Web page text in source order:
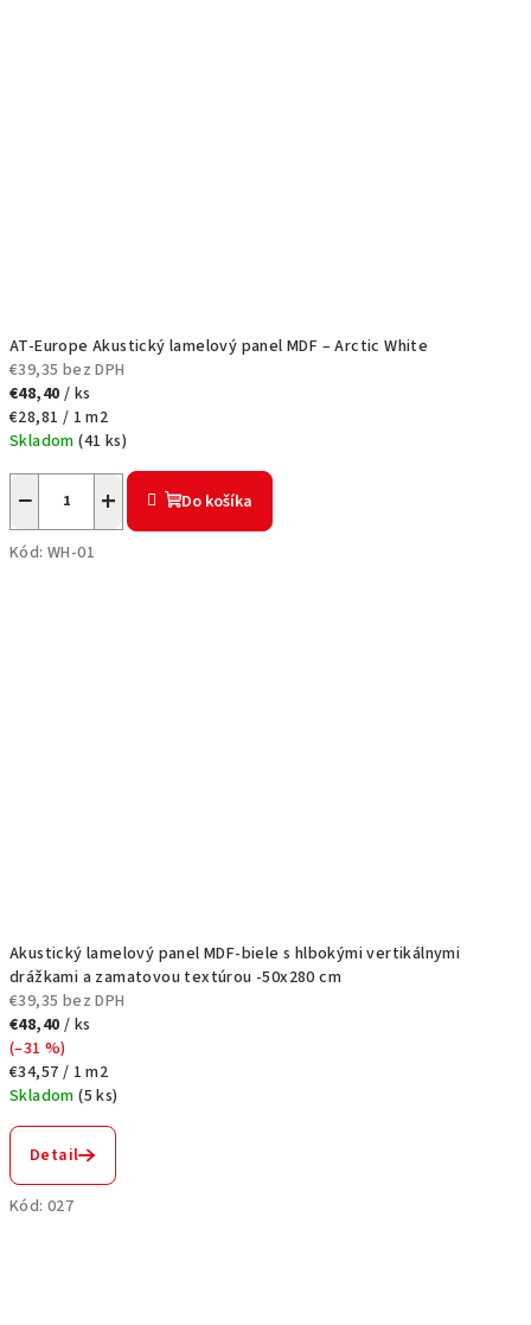
AT-Europe Akustický lamelový panel MDF – Arctic White
€39,35 bez DPH
€48,40 / ks
Jednotková
cena:
€28,81 / 1 m2
Skladom(41 ks)
+
− Do košíka
Kód: WH-01
Akustický lamelový panel MDF-biele s hlbokými vertikálnymi
drážkami a zamatovou textúrou -50x280 cm
€39,35 bez DPH
€48,40 / ks
(–31 %)
Jednotková
cena:
€34,57 / 1 m2
Skladom(5 ks)
Detail
Kód: 027